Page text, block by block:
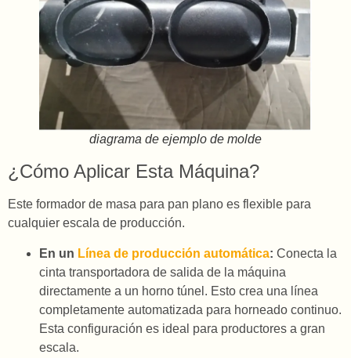
diagrama de ejemplo de molde
¿Cómo Aplicar Esta Máquina?
Este formador de masa para pan plano es flexible para
cualquier escala de producción.
En un Línea de producción automática: Conecta la
cinta transportadora de salida de la máquina
directamente a un horno túnel. Esto crea una línea
completamente automatizada para horneado continuo.
Esta configuración es ideal para productores a gran
escala.